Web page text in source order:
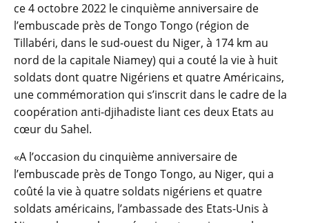
ce 4 octobre 2022 le cinquième anniversaire de
l’embuscade près de Tongo Tongo (région de
Tillabéri, dans le sud-ouest du Niger, à 174 km au
nord de la capitale Niamey) qui a couté la vie à huit
soldats dont quatre Nigériens et quatre Américains,
une commémoration qui s’inscrit dans le cadre de la
coopération anti-djihadiste liant ces deux Etats au
cœur du Sahel.
«A l’occasion du cinquième anniversaire de
l’embuscade près de Tongo Tongo, au Niger, qui a
coûté la vie à quatre soldats nigériens et quatre
soldats américains, l’ambassade des Etats-Unis à